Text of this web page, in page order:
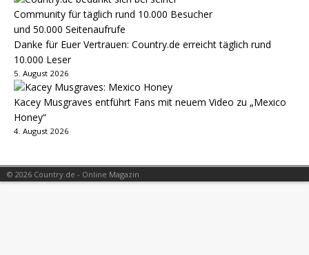
Danke für Euer Vertrauen: Country.de erreicht täglich rund
10.000 Leser
5. August 2026
Kacey Musgraves entführt Fans mit neuem Video zu „Mexico
Honey“
4. August 2026
© 2026 Country.de - Online Magazin